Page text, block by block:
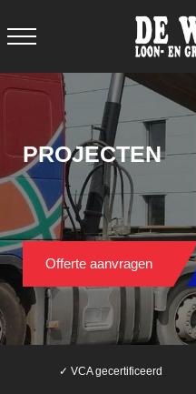
PROJECTEN
Offerte aanvragen
✓ VCA gecertificeerd